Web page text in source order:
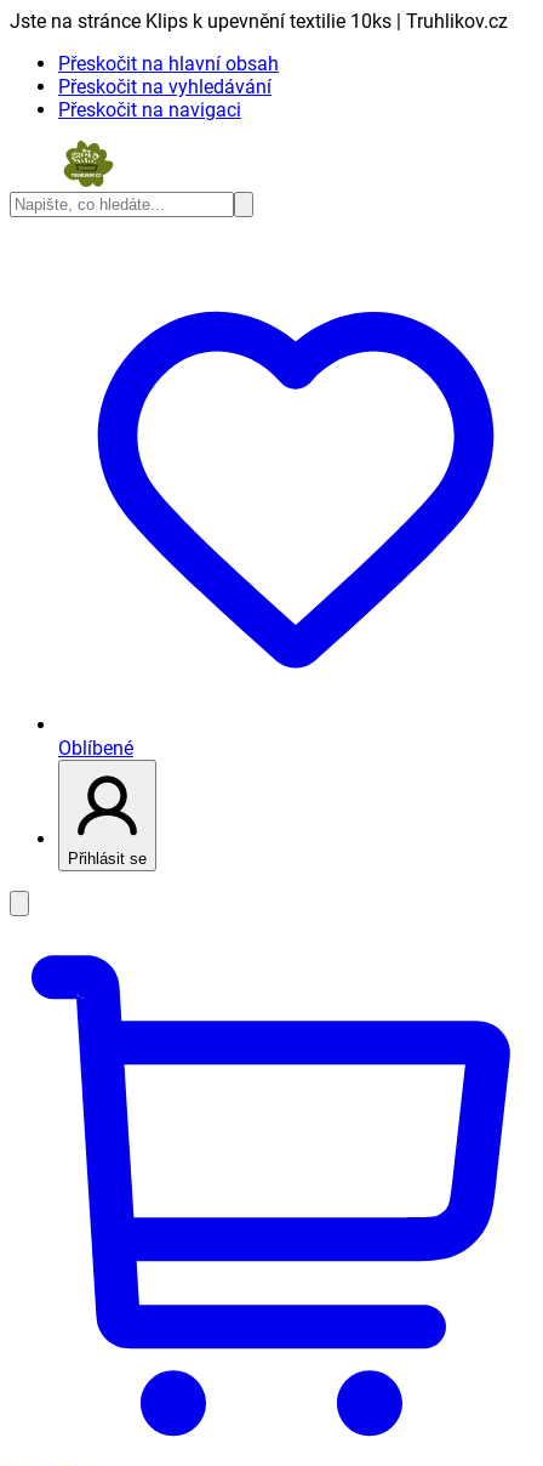
Jste na stránce Klips k upevnění textilie 10ks | Truhlikov.cz
Přeskočit na hlavní obsah
Přeskočit na vyhledávání
Přeskočit na navigaci
Oblíbené
Přihlásit se